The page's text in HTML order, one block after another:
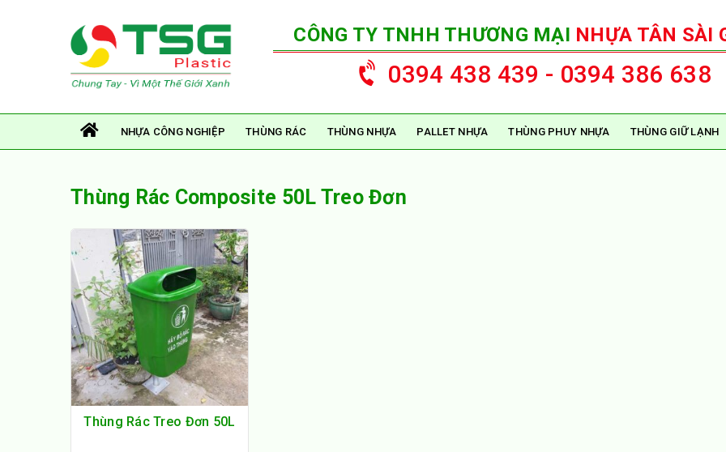
CÔNG TY TNHH THƯƠNG MẠI NHỰA TÂN SÀI
0394 438 439 - 0394 386 638
NHỰA CÔNG NGHIỆP THÙNG RÁC THÙNG NHỰA PALLET NHỰA THÙNG PHUY NHỰA THÙNG GIỮ LẠNH
Thùng Rác Composite 50L Treo Đơn
Thùng Rác Treo Đơn 50L